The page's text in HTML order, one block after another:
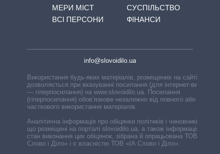
МЕРИ МІСТ
ВСІ ПЕРСОНИ
СУСПІЛЬСТВО
ФІНАНСИ
info@slovoidilo.ua
Використання будь-яких матеріалів, розміщених на сайті,
дозволяється при вказуванні посилання (для інтернет-видань
— гіперпосилання) на www.slovoidilo.ua. Посилання
(гіперпосилання) обов’язкове незалежно від повного або
часткового використання матеріалів.
Аналітична інформація про обіцянки політиків і чиновників,
що розміщені на порталі slovoidilo.ua, а також інформація про
стан виконання цих обіцянок, зібрана й опрацьована ТОВ «ІА
Слово і Діло» і є власністю ТОВ «ІА Слово і Діло».